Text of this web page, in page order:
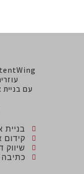
מי
ContentWing סוכנות שירותי דיגיטל,
עוזרים
עם בניית
בניית אתרים
קידום אתרים
שיווק דיגיטלי
כתיבה שיווקית